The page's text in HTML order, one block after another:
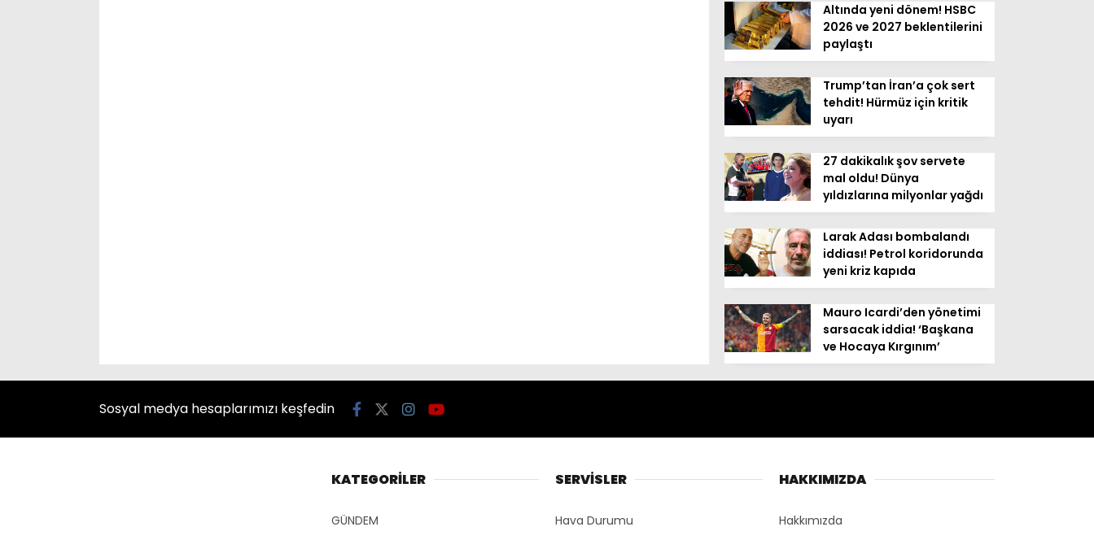
Altında yeni dönem! HSBC
2026 ve 2027 beklentilerini
paylaştı
Trump’tan İran’a çok sert
tehdit! Hürmüz için kritik
uyarı
27 dakikalık şov servete
mal oldu! Dünya
yıldızlarına milyonlar yağdı
Larak Adası bombalandı
iddiası! Petrol koridorunda
yeni kriz kapıda
Mauro Icardi’den yönetimi
sarsacak iddia! ‘Başkana
ve Hocaya Kırgınım’
Sosyal medya hesaplarımızı keşfedin
KATEGORİLER
GÜNDEM
SERVİSLER
Hava Durumu
HAKKIMIZDA
Hakkımızda